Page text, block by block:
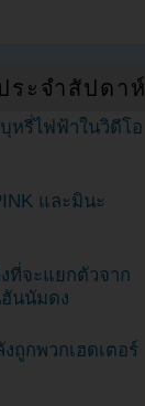
ระจำสัปดาห์
หรี่ไฟฟ้าในวิดีโอ
และมินะ
งที่จะแยกตัวจาก
นนัมดง
ถูกพวกเฮดเตอร์